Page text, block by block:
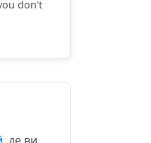
don't